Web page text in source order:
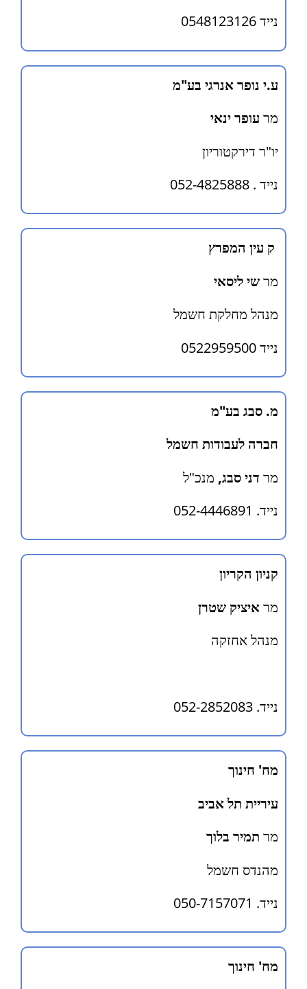
נייד 0548123126
ע.י נופר אנרגי בע"מ
מר עופר ינאי
יו"ר דירקטוריון
נייד . 052-4825888
ק עין המפרץ
מרשי ליסאי
מנהל מחלקת חשמל
נייד 0522959500
מ. סבג בע"מ
חברה לעבודות חשמל
מר דני סבג, מנכ"ל
נייד. 052-4446891
קניון הקריון
מראיציק שטרן
מנהל אחזקה
נייד. 052-2852083
מח' חינוך
עיריית תל אביב
מר תמיר בלוך
מהנדס חשמל
נייד. 050-7157071
מח' חינוך